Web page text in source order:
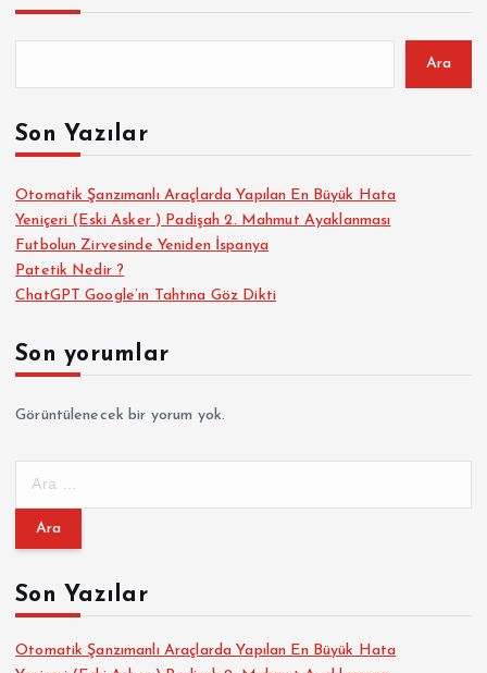
Ara
Son Yazılar
Otomatik Şanzımanlı Araçlarda Yapılan En Büyük Hata
Yeniçeri (Eski Asker ) Padişah 2. Mahmut Ayaklanması
Futbolun Zirvesinde Yeniden İspanya
Patetik Nedir ?
ChatGPT Google’ın Tahtına Göz Dikti
Son yorumlar
Görüntülenecek bir yorum yok.
m
:Son Yazılar
Otomatik Şanzımanlı Araçlarda Yapılan En Büyük Hata